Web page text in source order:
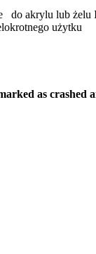
do akrylu lub żelu
użytku
as crashed